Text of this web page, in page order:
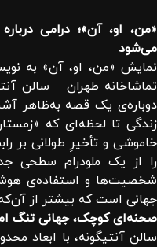
«من، او، آن»؛ درامی
می‌شود
نمایش «من، او، آن» به
تماشاخانه طهران – سالن
دوباره‌ی یک قصه به‌ظاهر
زندگی تا لحظه‌ای که
خاموشی و تأخیرِ طولانی بر
را از یک ملودرام سطحی
شخصیت‌ها و استفاده‌ی
جهانی است که بیشتر از
صحنه‌ای کوچک، جهانی تنگ
سالن آنتیگونه، با ابعاد